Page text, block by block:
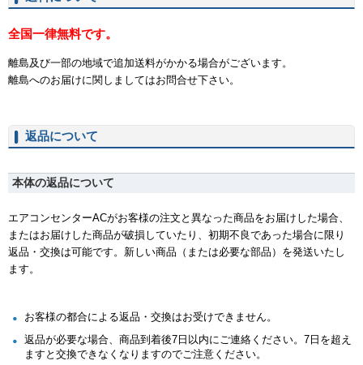
全国一律無料です。
離島及び一部の地域で追加送料がかかる場合がございます。
離島へのお届けに関しましてはお問合せ下さい。
返品について
本体の返品について
エアコンセンターACがお客様の注文と異なった商品をお届けした場合、
またはお届けした商品が破損していたり、初期不良であった場合に限り
返品・交換は可能です。新しい商品（または必要な部品）を発送いたし
ます。
お客様の都合による返品・交換はお受けできません。
返品が必要な場合、商品到着後7日以内にご連絡ください。7日を超え
ますと交換できなくなりますのでご注意ください。